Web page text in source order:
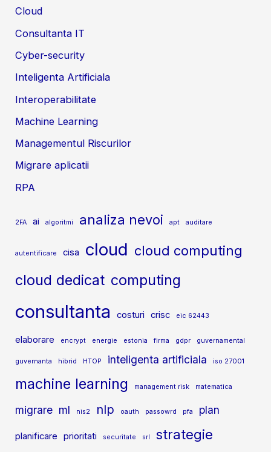
Cloud
Consultanta IT
Cyber-security
Inteligenta Artificiala
Interoperabilitate
Machine Learning
Managementul Riscurilor
Migrare aplicatii
RPA
2FA ai algoritmi analiza nevoi apt auditare
autentificare cisa cloud cloud computing
cloud dedicat computing
consultanta costuri crisc eic 62443
elaborare encrypt energie estonia firma gdpr guvernamental
guvernanta hibrid HTOP inteligenta artificiala iso 27001
machine learning management risk matematica
migrare ml nis2 nlp oauth passowrd pfa plan
planificare prioritati securitate srl strategie